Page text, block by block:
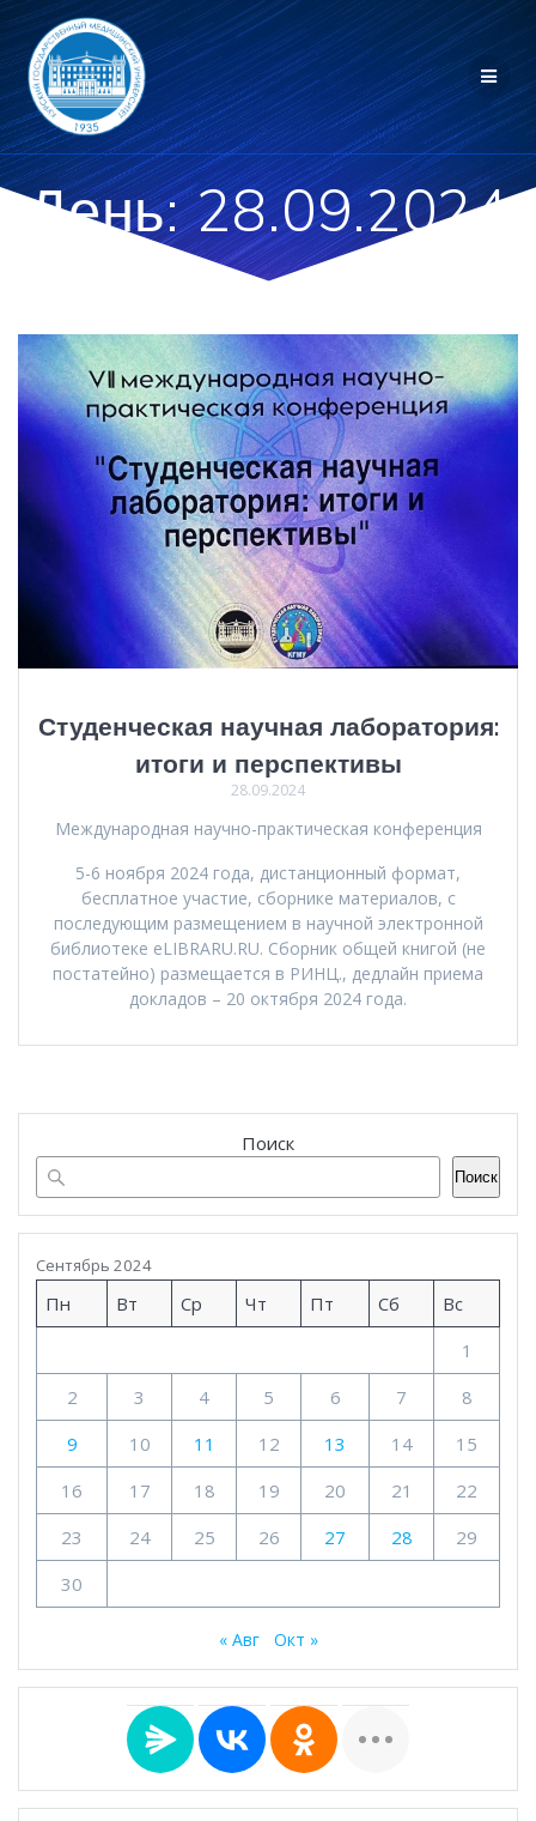
Перейти
контенту
День:28.09.2024
Студенческая научная лаборатория:
итоги и перспективы
28.09.2024
Международная научно-практическая конференция
5-6 ноября 2024 года, дистанционный формат,
бесплатное участие, сборнике материалов, с
последующим размещением в научной электронной
библиотеке eLIBRARU.RU. Сборник общей книгой (не
постатейно) размещается в РИНЦ., дедлайн приема
докладов – 20 октября 2024 года.
Поиск
Поиск
Сентябрь 2024
Пн Вт Ср Чт Пт Сб
Вс
1
2
3 4 5 6 7
8
9
10 11 12 13 14
15
16
17 18 19 20 21
22
23
24 25 26 27 28
29
30
« Авг Окт »